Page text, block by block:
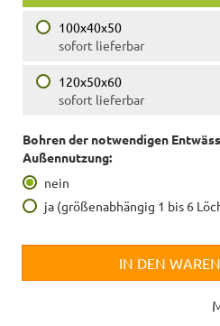
100x40x50
sofort lieferbar
120x50x60
sofort lieferbar
Bohren der notwendigen
Außennutzung:
nein
ja (größenabhängig 1 bis 6
IN DEN